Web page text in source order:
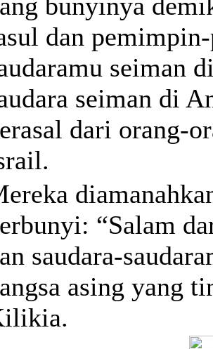
dan
seiman
seiman di
dari orang-
“Salam
saudara-
asing yang